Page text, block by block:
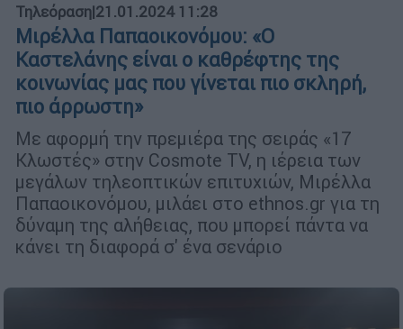
Τηλεόραση|21.01.2024 11:28
Μιρέλλα Παπαοικονόμου: «Ο
Καστελάνης είναι ο καθρέφτης της
κοινωνίας μας που γίνεται πιο σκληρή,
πιο άρρωστη»
Με αφορμή την πρεμιέρα της σειράς «17
Κλωστές» στην Cosmote TV, η ιέρεια των
μεγάλων τηλεοπτικών επιτυχιών, Μιρέλλα
Παπαοικονόμου, μιλάει στο ethnos.gr για τη
δύναμη της αλήθειας, που μπορεί πάντα να
κάνει τη διαφορά σ' ένα σενάριο